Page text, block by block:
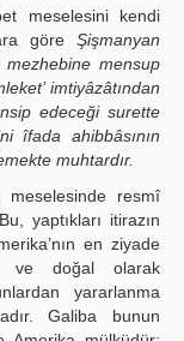
meselesini kendi
göre Şişmanyan
mensup
imtiyâzâtından
edeceği surette
îfada ahibbâsının
muhtardır.
meselesinde resmî
yaptıkları itirazın
en ziyade
ve doğal olarak
yararlanma
Galiba bunun